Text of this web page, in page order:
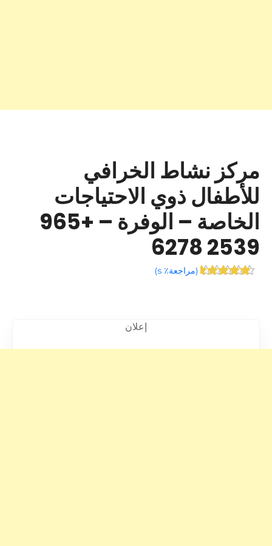
مركز نشاط الخرافي
للأطفال ذوي الاحتياجات
الخاصة – الوفرة – +965
2539 6278
(مراجعة٪ s )
إعلان